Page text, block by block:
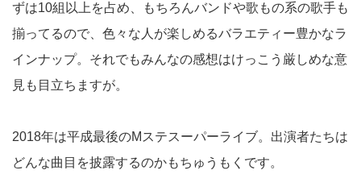
ずは10組以上を占め、もちろんバンドや歌もの系の歌手も
揃ってるので、色々な人が楽しめるバラエティー豊かなラ
インナップ。それでもみんなの感想はけっこう厳しめな意
見も目立ちますが。
2018年は平成最後のMステスーパーライブ。出演者たちは
どんな曲目を披露するのかもちゅうもくです。